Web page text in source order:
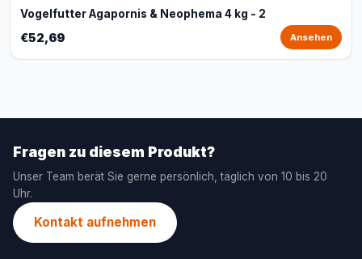
Vogelfutter Agapornis & Neophema 4 kg - 2
€52,69 Ansehen
Fragen zu diesem Produkt?
Unser Team berät Sie gerne persönlich, täglich von 10 bis 20
Uhr.
Kontakt aufnehmen